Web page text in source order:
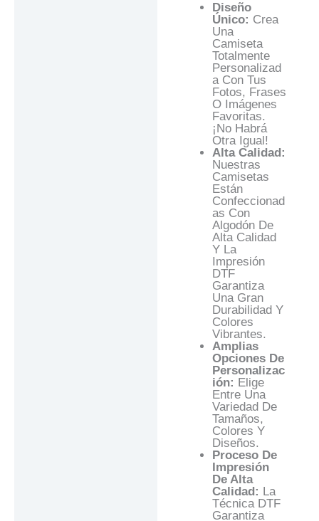
Diseño
Único: Crea
Una
Camiseta
Totalmente
Personalizad
A Con Tus
Fotos, Frases
O Imágenes
Favoritas.
¡No Habrá
Otra Igual!
Alta Calidad:
Nuestras
Camisetas
Están
Confeccionad
As Con
Algodón De
Alta Calidad
Y La
Impresión
DTF
Garantiza
Una Gran
Durabilidad Y
Colores
Vibrantes.
Amplias
Opciones De
Personalizac
Ión: Elige
Entre Una
Variedad De
Tamaños,
Colores Y
Diseños.
Proceso De
Impresión
De Alta
Calidad: La
Técnica DTF
Garantiza